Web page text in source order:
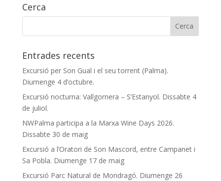
Cerca
Entrades recents
Excursió per Son Gual i el seu torrent (Palma).
Diumenge 4 d’octubre.
Excursió nocturna: Vallgornera – S’Estanyol. Dissabte 4
de juliol.
NWPalma participa a la Marxa Wine Days 2026.
Dissabte 30 de maig
Excursió a l’Oratori de Son Mascord, entre Campanet i
Sa Pobla. Diumenge 17 de maig
Excursió Parc Natural de Mondragó. Diumenge 26